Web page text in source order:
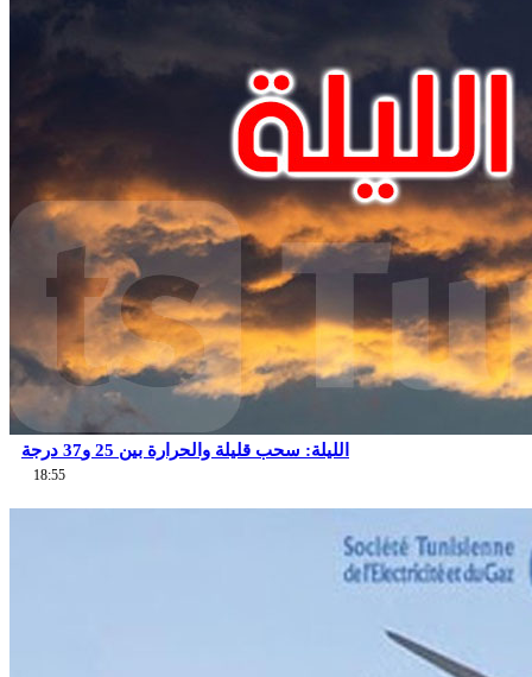
الليلة: سحب قليلة والحرارة بين 25 و37 درجة
18:55